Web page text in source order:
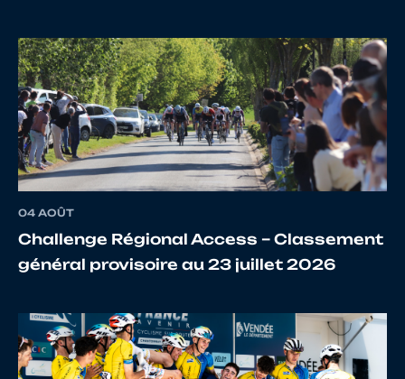
04 AOÛT
Challenge Régional Access – Classement
général provisoire au 23 juillet 2026